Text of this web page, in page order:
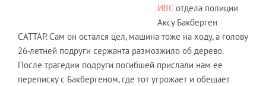
ИВС отдела полиции
Аксу Бакберген
САТТАР. Сам он остался цел, машина тоже на ходу, а голову
26-летней подруги сержанта размозжило об дерево.
После трагедии подруги погибшей прислали нам ее
переписку с Бакбергеном, где тот угрожает и обещает